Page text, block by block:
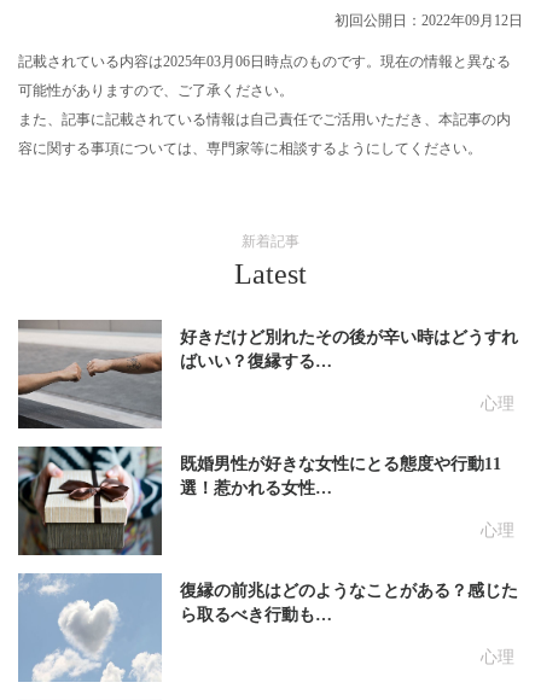
初回公開日：2022年09月12日
記載されている内容は2025年03月06日時点のものです。現在の情報と異なる
可能性がありますので、ご了承ください。
また、記事に記載されている情報は自己責任でご活用いただき、本記事の内
容に関する事項については、専門家等に相談するようにしてください。
新着記事
Latest
心理
好きだけど別れたその後が辛い時はどうすれ
ばいい？復縁する…
心理
既婚男性が好きな女性にとる態度や行動11
選！惹かれる女性…
心理
復縁の前兆はどのようなことがある？感じた
ら取るべき行動も…